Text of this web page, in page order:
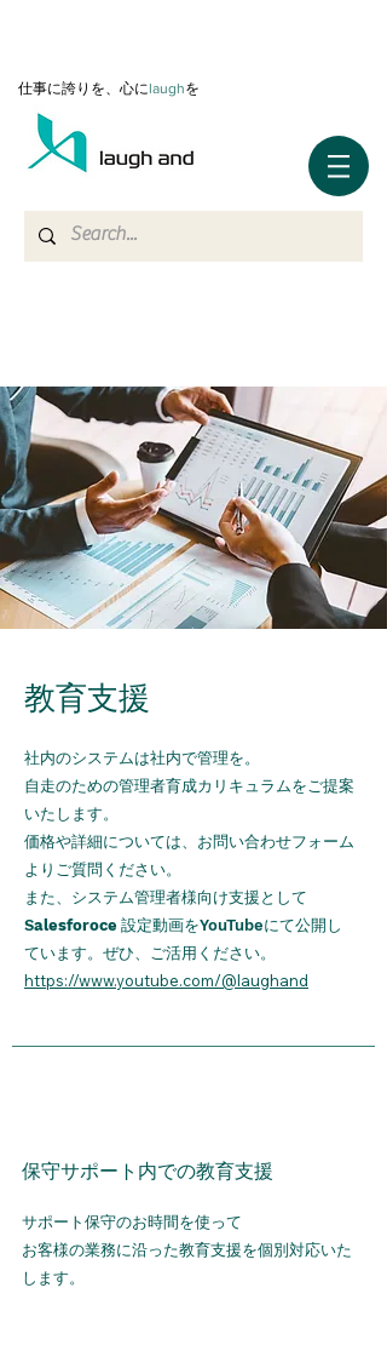
仕事に誇りを、心にlaughを
教育支援
社内のシステムは社内で管理を。
​自走のための管理者育成カリキュラムをご提案
いたします。
価格や詳細については、お問い合わせフォーム
よりご質問ください。
​また、システム管理者様向け支援として
Salesforoce 設定動画をYouTubeにて公開し
ています。ぜひ、ご活用ください。
https://www.youtube.com/@laughand
保守サポート内での教育支援
サポート保守のお時間を使って
​お客様の業務に沿った教育支援を個別対応いた
します。